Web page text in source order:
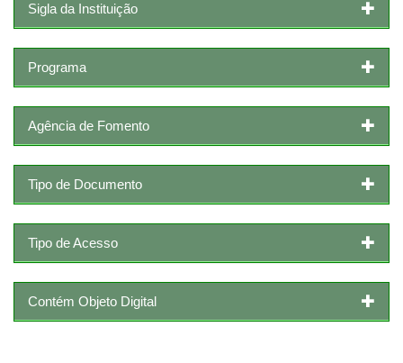
Sigla da Instituição
Programa
Agência de Fomento
Tipo de Documento
Tipo de Acesso
Contém Objeto Digital